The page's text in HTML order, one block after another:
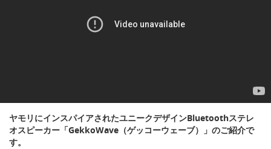
ヤモリにインスパイアされたユニークデザインBluetoothステレ
オスピーカー「GekkoWave（ゲッコーウェーブ）」のご紹介で
す。